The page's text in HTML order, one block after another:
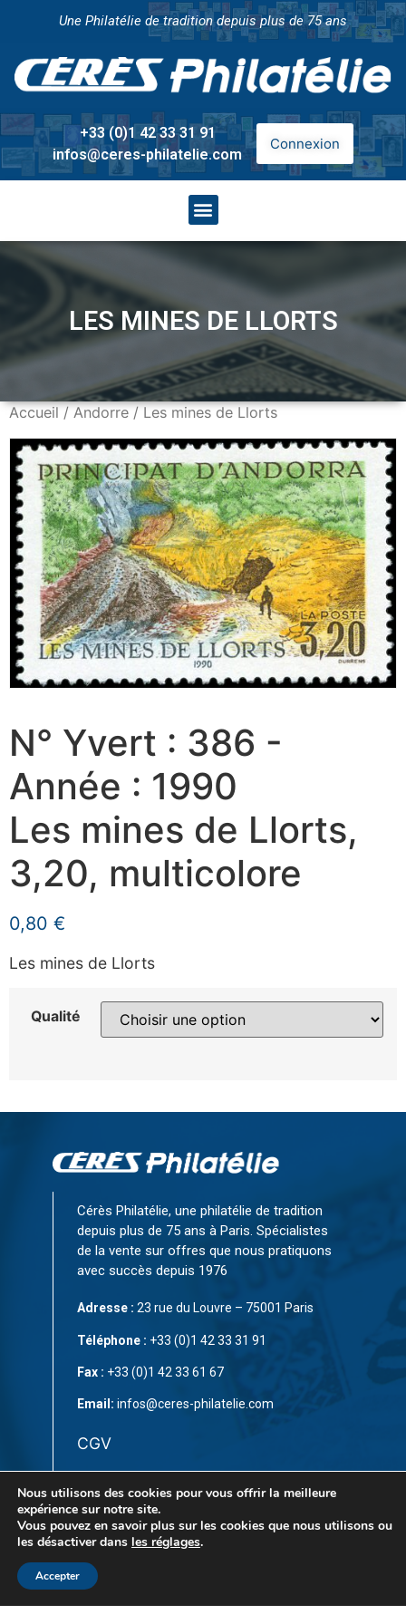
Une Philatélie de tradition depuis plus de 75 ans
+33 (0)1 42 33 31 91
infos@ceres-philatelie.com
Connexion
LES MINES DE LLORTS
Accueil/Andorre/ Les mines de Llorts
N° Yvert : 386 -
Année : 1990
Les mines de Llorts,
3,20, multicolore
0,80 €
Les mines de Llorts
Qualité
Cérès Philatélie, une philatélie de tradition
depuis plus de 75 ans à Paris. Spécialistes
de la vente sur offres que nous pratiquons
avec succès depuis 1976
Adresse : 23 rue du Louvre – 75001 Paris
Téléphone : +33 (0)1 42 33 31 91
Fax : +33 (0)1 42 33 61 67
Email: infos@ceres-philatelie.com
CGV
Contact
Nous utilisons des cookies pour vous offrir la meilleure
expérience sur notre site.
Vous pouvez en savoir plus sur les cookies que nous utilisons ou
les désactiver dans les réglages.
Accepter